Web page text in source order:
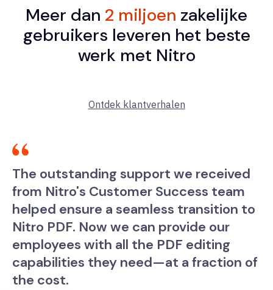
Meer dan 2 miljoen zakelijke
gebruikers leveren het beste
werk met Nitro
Ontdek klantverhalen
The outstanding support we received
from Nitro's Customer Success team
helped ensure a seamless transition to
Nitro PDF. Now we can provide our
employees with all the PDF editing
capabilities they need—at a fraction of
the cost.